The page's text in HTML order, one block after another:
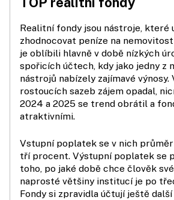
Realitní fondy jsou nástroje, které
zhodnocovat peníze na
je oblíbili hlavně v době nízkých
spořicích účtech, kdy jako jedny z
nástrojů nabízely zajímavé výnosy.
rostoucích sazeb zájem opadal,
2024 a 2025 se trend obrátil a
atraktivními.
Vstupní poplatek se v nich
tří procent. Výstupní poplatek se
toho, po jaké době chce člověk
naprosté většiny institucí je po
Fondy si zpravidla účtují ještě